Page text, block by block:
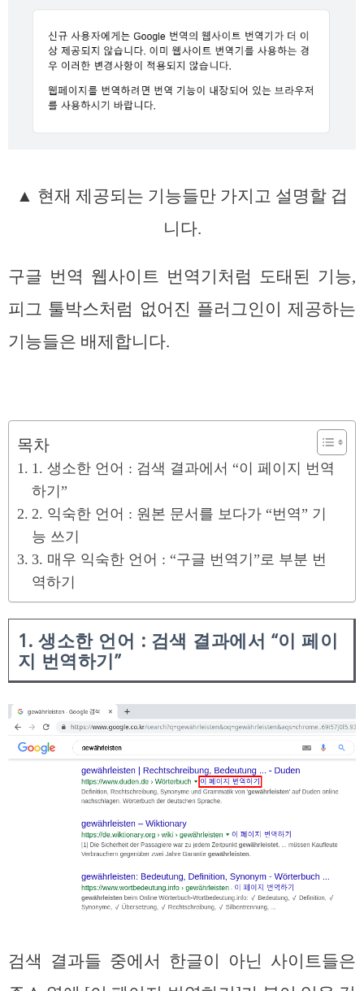
▲ 현재 제공되는 기능들만 가지고 설명할 겁
니다.
구글 번역 웹사이트 번역기처럼 도태된 기능,
피그 툴박스처럼 없어진 플러그인이 제공하는
기능들은 배제합니다.
목차
1. 생소한 언어 : 검색 결과에서 “이 페이지 번역
하기”
2. 익숙한 언어 : 원본 문서를 보다가 “번역” 기
능 쓰기
3. 매우 익숙한 언어 : “구글 번역기”로 부분 번
역하기
1. 생소한 언어 : 검색 결과에서 “이 페이
지 번역하기”
검색 결과들 중에서 한글이 아닌 사이트들은